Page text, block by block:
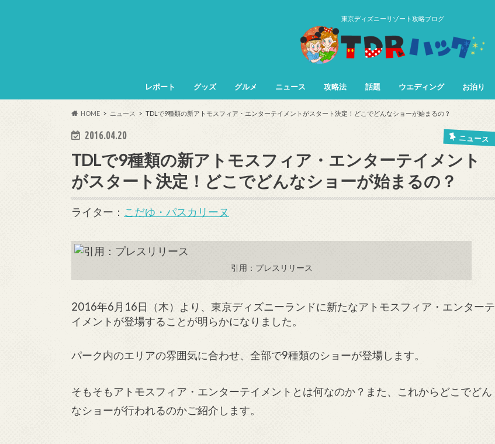
東京ディズニーリゾート攻略ブログ
レポート グッズ グルメ ニュース 攻略法 話題 ウエディング お泊り
HOME ニュース TDLで9種類の新アトモスフィア・エンターテイメントがスタート決定！どこでどんなショーが始まるの？
2016.04.20 ニュース
TDLで9種類の新アトモスフィア・エンターテイメント
がスタート決定！どこでどんなショーが始まるの？
ライター： こだゆ・パスカリーヌ
引用：プレスリリース
2016年6月16日（木）より、東京ディズニーランドに新たなアトモスフィア・エンターテ
イメントが登場することが明らかになりました。
パーク内のエリアの雰囲気に合わせ、全部で9種類のショーが登場します。
そもそもアトモスフィア・エンターテイメントとは何なのか？また、これからどこでどん
なショーが行われるのかご紹介します。